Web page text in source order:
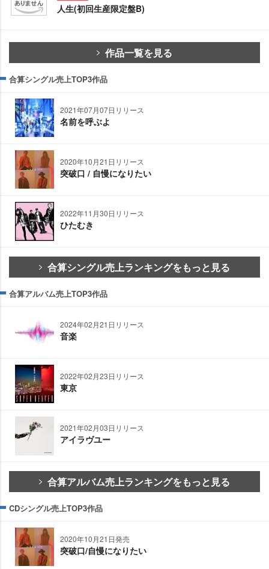
人生(初回生産限定盤B)
作品一覧を見る
合算シングル売上TOP3作品
2021年07月07日リリース
名前を呼ぶよ
2020年10月21日リリース
突破口 / 自慢になりたい
2022年11月30日リリース
ひたむき
合算シングル売上ランキングをもっと見る
合算アルバム売上TOP3作品
2024年02月21日リリース
音楽
2022年02月23日リリース
東京
2021年02月03日リリース
アイラヴユー
合算アルバム売上ランキングをもっと見る
CDシングル売上TOP3作品
2020年10月21日発売
突破口/自慢になりたい